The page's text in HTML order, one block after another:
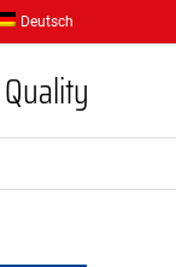
Deutsch